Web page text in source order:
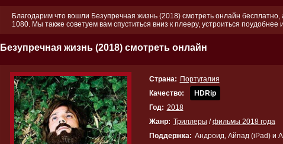
Благодарим что вошли Безупречная жизнь (2018) смотреть онлайн бесплатно,
1080. Мы также советуем вам спуститься вниз к плееру, устроиться
Безупречная жизнь (2018) смотреть онлайн
Страна: Португалия
Качество:
HDRip
Год: 2018
Жанр: Триллеры /фильмы 2018 года
Поддержка: Андроид, Айпад (iPad) и